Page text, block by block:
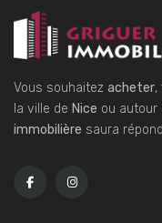
Vous souhaitez acheter,
la ville de Nice ou autour
immobilière saura